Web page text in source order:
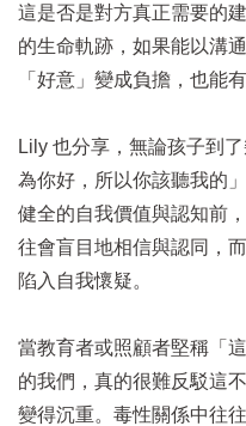
這是否是對方真正需要的
的生命軌跡，如果能以溝
「好意」變成負擔，也能
Lily 也分享，無論孩子到
為你好，所以你該聽我的
健全的自我價值與認知前
往會盲目地相信與認同，
陷入自我懷疑。
當教育者或照顧者堅稱「
的我們，真的很難反駁這
變得沉重。毒性關係中往